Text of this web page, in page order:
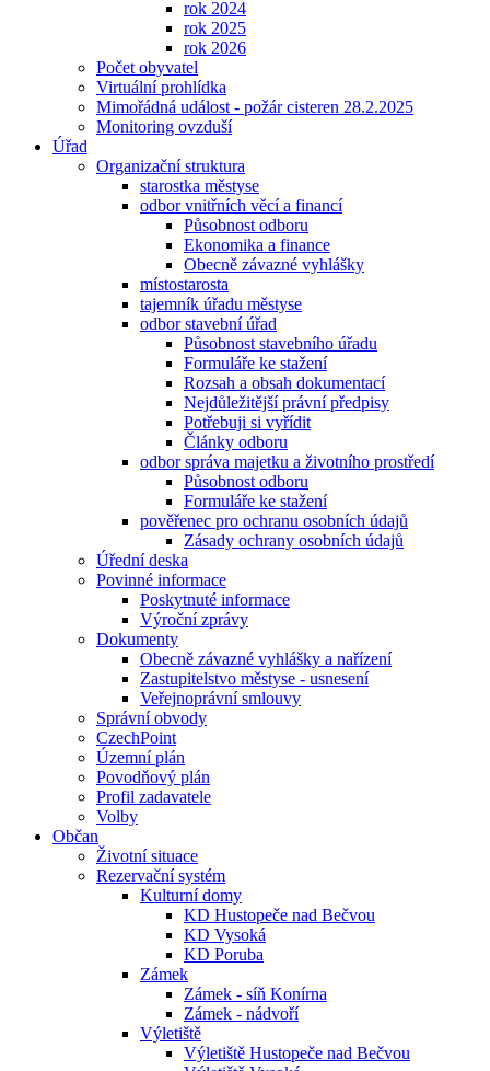
rok 2024
rok 2025
rok 2026
Počet obyvatel
Virtuální prohlídka
Mimořádná událost - požár cisteren 28.2.2025
Monitoring ovzduší
Úřad
Organizační struktura
starostka městyse
odbor vnitřních věcí a financí
Působnost odboru
Ekonomika a finance
Obecně závazné vyhlášky
místostarosta
tajemník úřadu městyse
odbor stavební úřad
Působnost stavebního úřadu
Formuláře ke stažení
Rozsah a obsah dokumentací
Nejdůležitější právní předpisy
Potřebuji si vyřídit
Články odboru
odbor správa majetku a životního prostředí
Působnost odboru
Formuláře ke stažení
pověřenec pro ochranu osobních údajů
Zásady ochrany osobních údajů
Úřední deska
Povinné informace
Poskytnuté informace
Výroční zprávy
Dokumenty
Obecně závazné vyhlášky a nařízení
Zastupitelstvo městyse - usnesení
Veřejnoprávní smlouvy
Správní obvody
CzechPoint
Územní plán
Povodňový plán
Profil zadavatele
Volby
Občan
Životní situace
Rezervační systém
Kulturní domy
KD Hustopeče nad Bečvou
KD Vysoká
KD Poruba
Zámek
Zámek - síň Konírna
Zámek - nádvoří
Výletiště
Výletiště Hustopeče nad Bečvou